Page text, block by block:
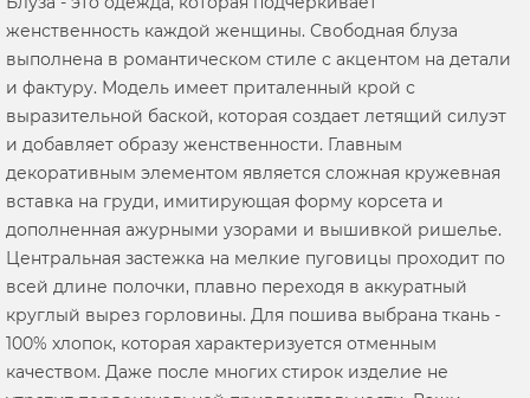
женственность каждой женщины. Свободная блуза
выполнена в романтическом стиле с акцентом на детали
и фактуру. Модель имеет приталенный крой с
выразительной баской, которая создает летящий силуэт
и добавляет образу женственности. Главным
декоративным элементом является сложная кружевная
вставка на груди, имитирующая форму корсета и
дополненная ажурными узорами и вышивкой ришелье.
Центральная застежка на мелкие пуговицы проходит по
всей длине полочки, плавно переходя в аккуратный
круглый вырез горловины. Для пошива выбрана ткань -
100% хлопок, которая характеризуется отменным
качеством. Даже после многих стирок изделие не